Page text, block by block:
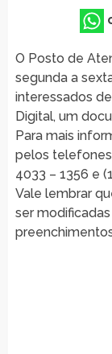
O Posto de
segunda a
interessados
Digital, um
Para mais
pelos telefones
4033 – 1356 e
Vale lembrar
ser